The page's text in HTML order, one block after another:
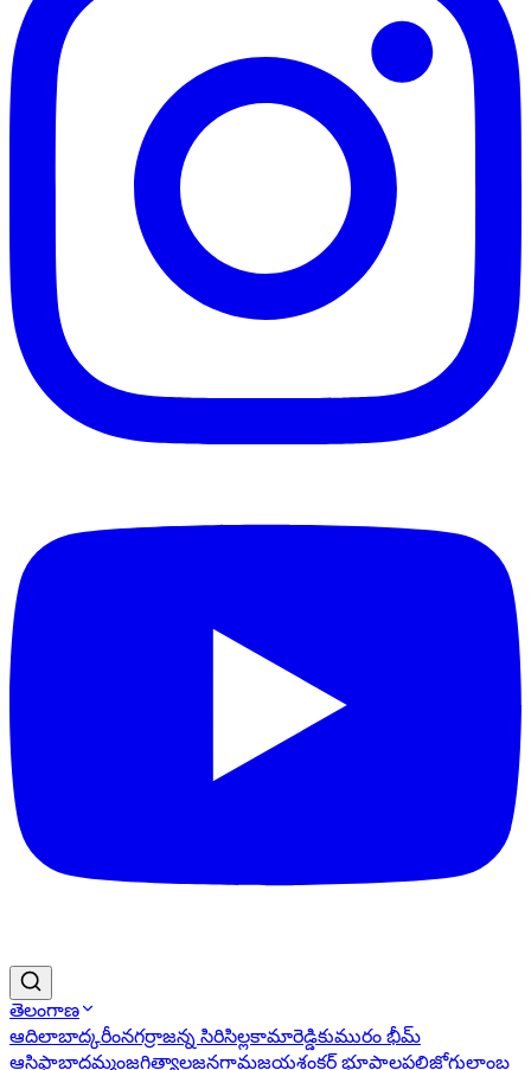
తెలంగాణ
ఆదిలాబాద్కరీంనగర్రాజన్న సిరిసిల్లకామారెడ్డికుమురం భీమ్
ఆసిఫాబాద్ఖమ్మంజగిత్యాలజనగామజయశంకర్ భూపాలపల్లిజోగులాంబ